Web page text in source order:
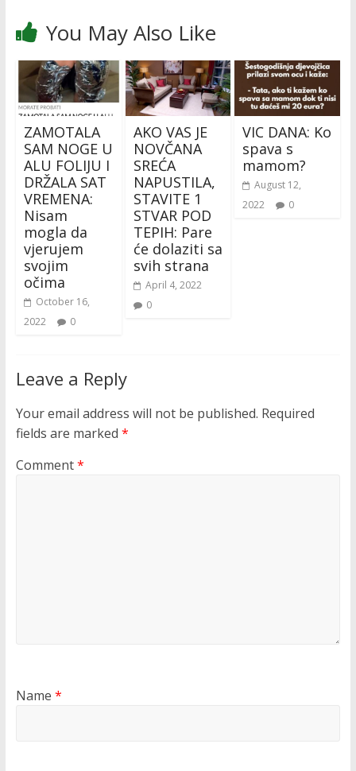
You May Also Like
ZAMOTALA
SAM NOGE U
ALU FOLIJU I
DRŽALA SAT
VREMENA:
Nisam
mogla da
vjerujem
svojim
očima
October 16,
2022
0
AKO VAS JE
NOVČANA
SREĆA
NAPUSTILA,
STAVITE 1
STVAR POD
TEPIH: Pare
će dolaziti sa
svih strana
April 4, 2022
0
VIC DANA: Ko
spava s
mamom?
August 12,
2022
0
Leave a Reply
Your email address will not be published. Required
fields are marked *
Comment*
Name *